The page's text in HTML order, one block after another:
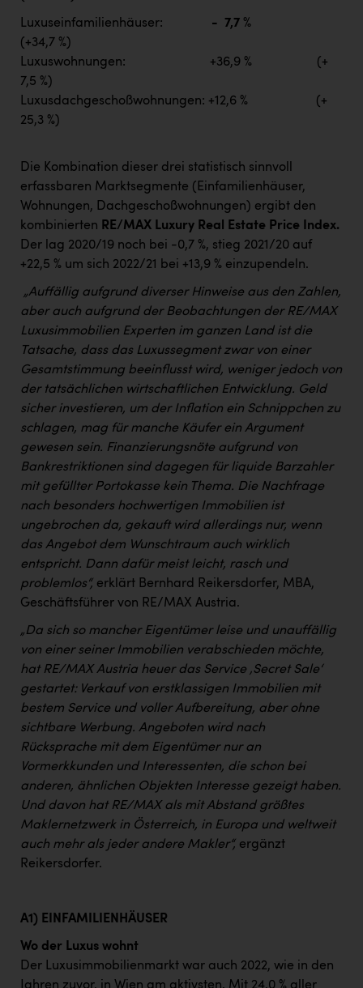
Luxuseinfamilienhäuser: - 7,7 %
(+34,7 %)
Luxuswohnungen: +36,9 % (+
7,5 %)
Luxusdachgeschoßwohnungen: +12,6 % (+
25,3 %)
Die Kombination dieser drei statistisch sinnvoll
erfassbaren Marktsegmente (Einfamilienhäuser,
Wohnungen, Dachgeschoßwohnungen) ergibt den
kombinierten RE/MAX Luxury Real Estate Price Index.
Der lag 2020/19 noch bei -0,7 %, stieg 2021/20 auf
+22,5 % um sich 2022/21 bei +13,9 % einzupendeln.
„Auffällig aufgrund diverser Hinweise aus den Zahlen,
aber auch aufgrund der Beobachtungen der RE/MAX
Luxusimmobilien Experten im ganzen Land ist die
Tatsache, dass das Luxussegment zwar von einer
Gesamtstimmung beeinflusst wird, weniger jedoch von
der tatsächlichen wirtschaftlichen Entwicklung. Geld
sicher investieren, um der Inflation ein Schnippchen zu
schlagen, mag für manche Käufer ein Argument
gewesen sein. Finanzierungsnöte aufgrund von
Bankrestriktionen sind dagegen für liquide Barzahler
mit gefüllter Portokasse kein Thema. Die Nachfrage
nach besonders hochwertigen Immobilien ist
ungebrochen da, gekauft wird allerdings nur, wenn
das Angebot dem Wunschtraum auch wirklich
entspricht. Dann dafür meist leicht, rasch und
problemlos“, erklärt Bernhard Reikersdorfer, MBA,
Geschäftsführer von RE/MAX Austria.
„Da sich so mancher Eigentümer leise und unauffällig
von einer seiner Immobilien verabschieden möchte,
hat RE/MAX Austria heuer das Service ‚Secret Sale‘
gestartet: Verkauf von erstklassigen Immobilien mit
bestem Service und voller Aufbereitung, aber ohne
sichtbare Werbung. Angeboten wird nach
Rücksprache mit dem Eigentümer nur an
Vormerkkunden und Interessenten, die schon bei
anderen, ähnlichen Objekten Interesse gezeigt haben.
Und davon hat RE/MAX als mit Abstand größtes
Maklernetzwerk in Österreich, in Europa und weltweit
auch mehr als jeder andere Makler“, ergänzt
Reikersdorfer.
A1) EINFAMILIENHÄUSER
Wo der Luxus wohnt
Der Luxusimmobilienmarkt war auch 2022, wie in den